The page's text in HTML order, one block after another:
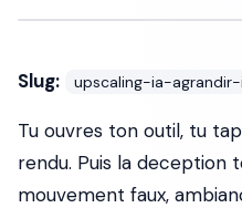
Slug: upscaling-ia-
Tu ouvres ton outil, tu
rendu. Puis la
mouvement faux,